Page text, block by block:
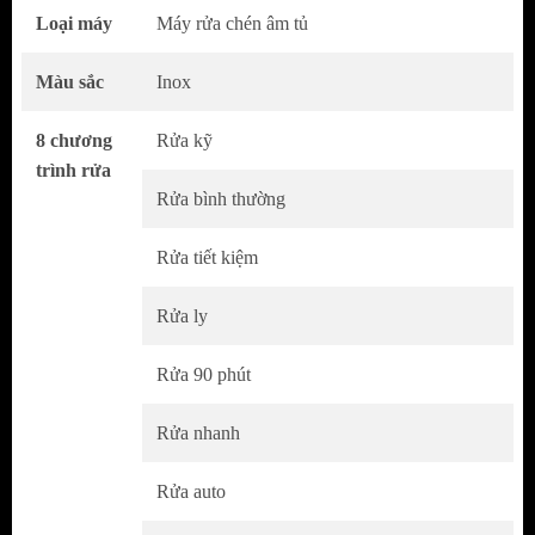
Thiết kế sang trọng, bền đẹp
Máy rửa chén Malloca sở hữu thiết kế kiểu
dáng cứng cáp, hiện đại phù hợp với nhiều
Kích thước bếp phù hợp cho hầu hết các gia
Loại máy Máy rửa chén âm tủ
Màu sắc Inox
8 chương
trình rửa
Rửa kỹ
Rửa bình thường
Rửa tiết kiệm
Rửa ly
Rửa 90 phút
Rửa nhanh
Rửa auto